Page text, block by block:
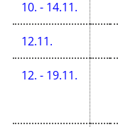
10. - 14.11.
12.11.
12. - 19.11.